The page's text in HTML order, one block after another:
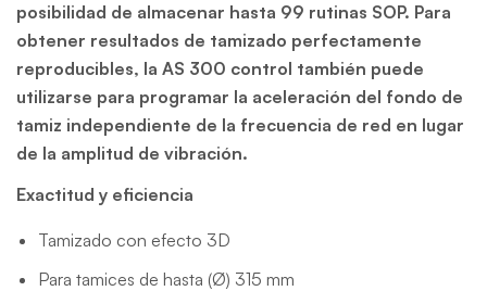
posibilidad de almacenar hasta 99 rutinas SOP. Para
obtener resultados de tamizado perfectamente
reproducibles, la AS 300 control también puede
utilizarse para programar la aceleración del fondo de
tamiz independiente de la frecuencia de red en lugar
de la amplitud de vibración.
Exactitud y eficiencia
Tamizado con efecto 3D
Para tamices de hasta (Ø) 315 mm